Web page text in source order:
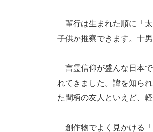
輩行は生まれた順に「
子供か推察できます。十
言霊信仰が盛んな日本で
れてきました。諱を知ら
た間柄の友人といえど、
創作物でよく見かける